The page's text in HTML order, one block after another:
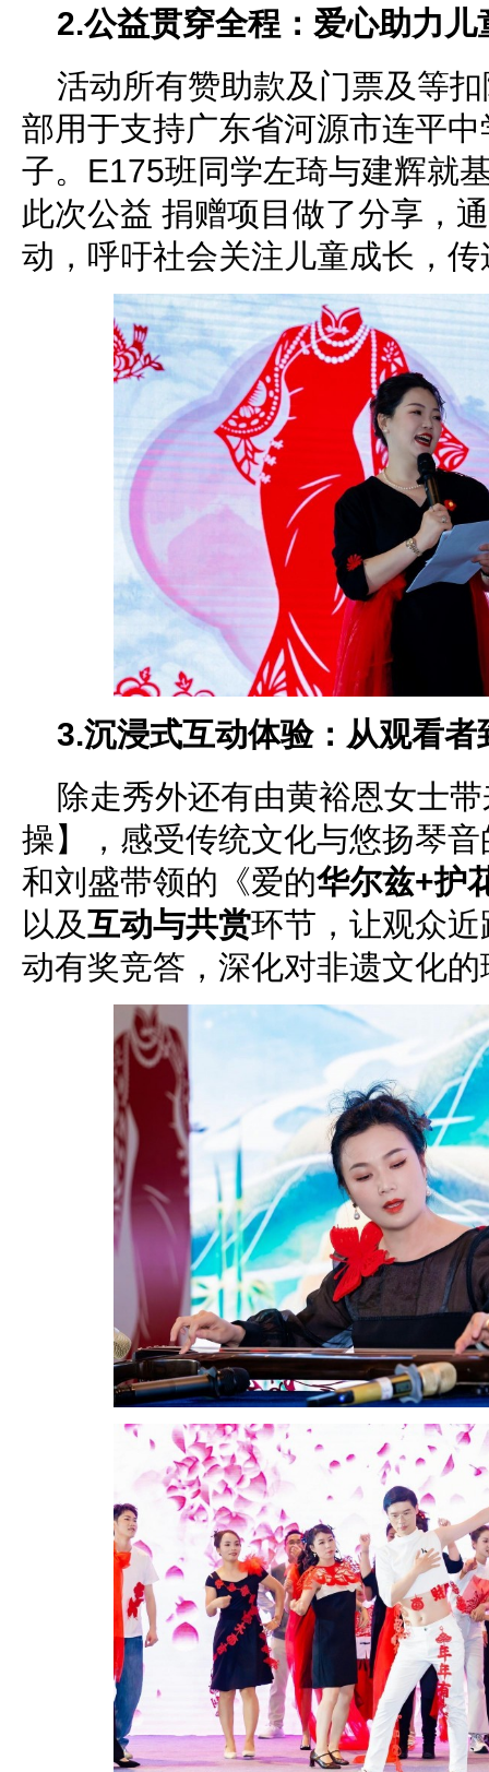
2.公益贯穿全程：爱心助力儿
活动所有赞助款及门票及等
部用于支持广东省河源市连平
子。E175班同学左琦与建辉就
此次公益 捐赠项目做了分享，
动，呼吁社会关注儿童成长，
3.沉浸式互动体验：从观看者
除走秀外还有由黄裕恩女士
操】，感受传统文化与悠扬琴
和刘盛带领的《爱的华尔兹+护
以及互动与共赏环节，让观众
动有奖竞答，深化对非遗文化的